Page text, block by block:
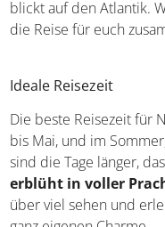
Wenn ihr nun Lust
unkompliziert, aber mit
man schon bald auf
und blickt auf den
Tipps für die Reise für
Ideale Reisezeit